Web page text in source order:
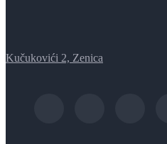
Kučukovići 2, Zenica